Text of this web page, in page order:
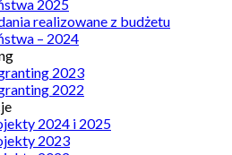
2025
realizowane z budżetu
– 2024
2023
2022
2024 i 2025
2023